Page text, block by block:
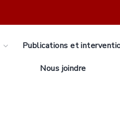
Publications et
Nous joindre